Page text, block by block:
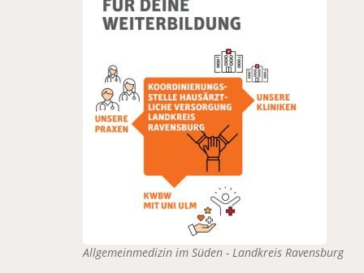
Allgemeinmedizin im Süden - Landkreis Ravensburg